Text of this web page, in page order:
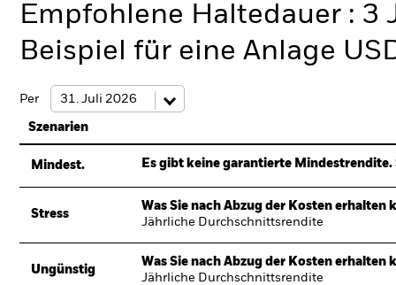
Empfohlene Haltedauer : 3
Beispiel für eine Anlage
Per
Szenarien
Mindest. Es gibt keine garantierte
Stress
Was Sie nach Abzug der Kosten erhalten
Jährliche Durchschnittsrendite
Ungünstig
Was Sie nach Abzug der Kosten erhalten
Jährliche Durchschnittsrendite